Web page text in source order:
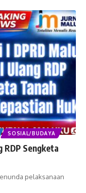
SOSIAL/BUDAYA
RDP Sengketa
pelaksanaan